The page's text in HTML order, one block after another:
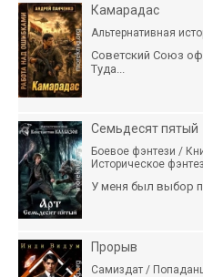
Камарадас
Альтернативная
Советский Союз
Туда...
Семьдесят пятый
Боевое фэнтези /
Историческое
У меня был выбор
Прорыв
Самиздат /